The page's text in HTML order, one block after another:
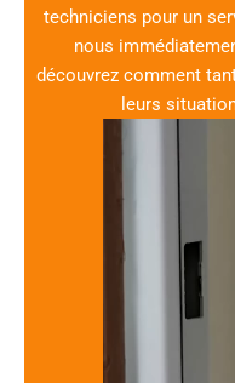
techniciens pour un
nous
découvrez comment
leurs